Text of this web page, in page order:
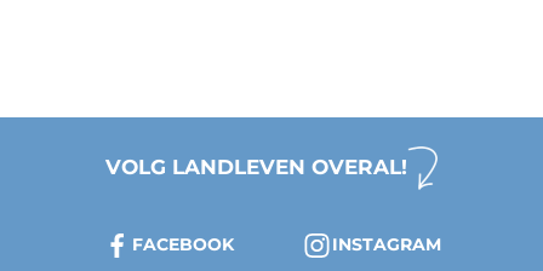
VOLG LANDLEVEN OVERAL!
FACEBOOK INSTAGRAM